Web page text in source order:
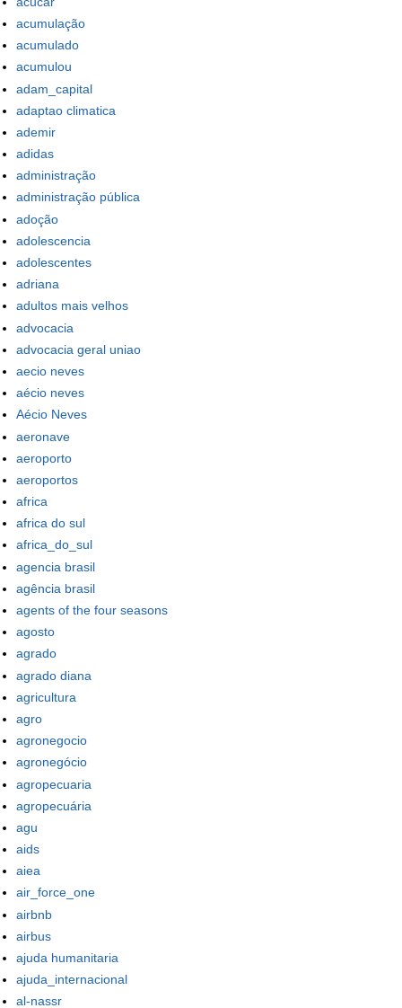
acumulação
acumulado
acumulou
adam_capital
adaptao climatica
ademir
adidas
administração
administração pública
adoção
adolescencia
adolescentes
adriana
adultos mais velhos
advocacia
advocacia geral uniao
aecio neves
aécio neves
Aécio Neves
aeronave
aeroporto
aeroportos
africa
africa do sul
africa_do_sul
agencia brasil
agência brasil
agents of the four seasons
agosto
agrado
agrado diana
agricultura
agro
agronegocio
agronegócio
agropecuaria
agropecuária
agu
aids
aiea
air_force_one
airbnb
airbus
ajuda humanitaria
ajuda_internacional
al-nassr